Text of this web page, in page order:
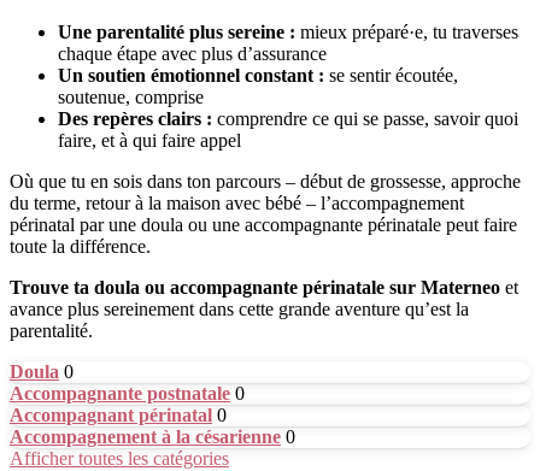
Une parentalité plus sereine : mieux préparé·e, tu traverses
chaque étape avec plus d’assurance
Un soutien émotionnel constant : se sentir écoutée,
soutenue, comprise
Des repères clairs : comprendre ce qui se passe, savoir quoi
faire, et à qui faire appel
Où que tu en sois dans ton parcours – début de grossesse, approche
du terme, retour à la maison avec bébé – l’accompagnement
périnatal par une doula ou une accompagnante périnatale peut faire
toute la différence.
Trouve ta doula ou accompagnante périnatale sur Materneo et
avance plus sereinement dans cette grande aventure qu’est la
parentalité.
Doula 0
Accompagnante postnatale 0
Accompagnant périnatal 0
Accompagnement à la césarienne 0
Afficher toutes les catégories